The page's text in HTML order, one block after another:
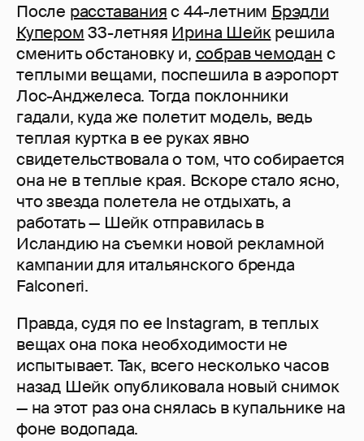
После расставанияс 44-летним Брэдли
Купером33-летняя Ирина Шейкрешила
сменить обстановку и, собрав чемодан с
теплыми вещами, поспешила в аэропорт
Лос-Анджелеса. Тогда поклонники
гадали, куда же полетит модель, ведь
теплая куртка в ее руках явно
свидетельствовала о том, что собирается
она не в теплые края. Вскоре стало ясно,
что звезда полетела не отдыхать, а
работать — Шейк отправилась в
Исландию на съемки новой рекламной
кампании для итальянского бренда
Falconeri.
Правда, судя по ее Instagram, в теплых
вещах она пока необходимости не
испытывает. Так, всего несколько часов
назад Шейк опубликовала новый снимок
— на этот раз она снялась в купальнике на
фоне водопада.